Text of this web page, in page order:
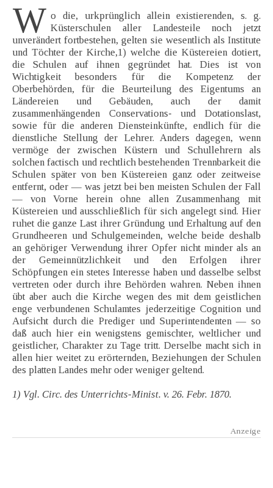
W o die, urkprünglich allein existierenden, s. g.
Küsterschulen aller Landesteile noch jetzt
unverändert fortbestehen, gelten sie wesentlich als Institute
und Töchter der Kirche,1) welche die Küstereien dotiert,
die Schulen auf ihnen gegründet hat. Dies ist von
Wichtigkeit besonders für die Kompetenz der
Oberbehörden, für die Beurteilung des Eigentums an
Ländereien und Gebäuden, auch der damit
zusammenhängenden Conservations- und Dotationslast,
sowie für die anderen Diensteinkünfte, endlich für die
dienstliche Stellung der Lehrer. Anders dagegen, wenn
vermöge der zwischen Küstern und Schullehrern als
solchen factisch und rechtlich bestehenden Trennbarkeit die
Schulen später von ben Küstereien ganz oder zeitweise
entfernt, oder — was jetzt bei ben meisten Schulen der Fall
— von Vorne herein ohne allen Zusammenhang mit
Küstereien und ausschließlich für sich angelegt sind. Hier
ruhet die ganze Last ihrer Gründung und Erhaltung auf den
Grundheeren und Schulgemeinden, welche beide deshalb
an gehöriger Verwendung ihrer Opfer nicht minder als an
der Gemeinnützlichkeit und den Erfolgen ihrer
Schöpfungen ein stetes Interesse haben und dasselbe selbst
vertreten oder durch ihre Behörden wahren. Neben ihnen
übt aber auch die Kirche wegen des mit dem geistlichen
enge verbundenen Schulamtes jederzeitige Cognition und
Aufsicht durch die Prediger und Superintendenten — so
daß auch hier ein wenigstens gemischter, weltlicher und
geistlicher, Charakter zu Tage tritt. Derselbe macht sich in
allen hier weitet zu erörternden, Beziehungen der Schulen
des platten Landes mehr oder weniger geltend.
1) Vgl. Circ. des Unterrichts-Minist. v. 26. Febr. 1870.